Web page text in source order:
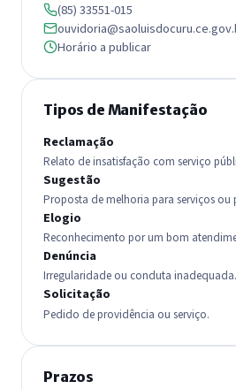
(85) 33551-015
Horário a publicar
Tipos de Manifestação
Reclamação
Relato de insatisfação com serviço
Sugestão
Proposta de melhoria para serviços ou
Elogio
Reconhecimento por um bom
Denúncia
Irregularidade ou conduta inadequada.
Solicitação
Pedido de providência ou serviço.
Prazos